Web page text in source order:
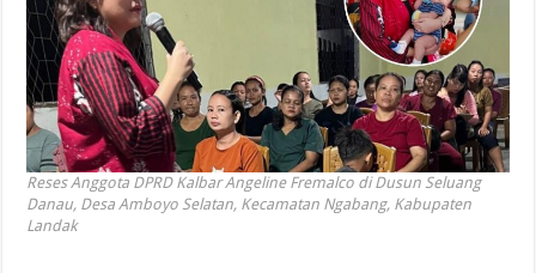
Reses Anggota DPRD Kalbar Angeline Fremalco di Dusun Seluang
Danau, Desa Amboyo Selatan, Kecamatan Ngabang, Kabupaten
Landak